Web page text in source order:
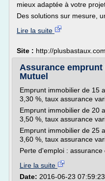
mieux adaptée à votre
Des solutions sur mesure,
Lire la suite
Site : http://plusbastaux.com
Assurance
Mutuel
Emprunt immobilier de 15
3,30 %, taux assurance
Emprunt immobilier de 20
3,50 %, taux assurance
Emprunt immobilier de 25
3,60 %, taux assurance
Perte d'emploi : assurance
Lire la suite
Date: 2016-06-23 07:59:23